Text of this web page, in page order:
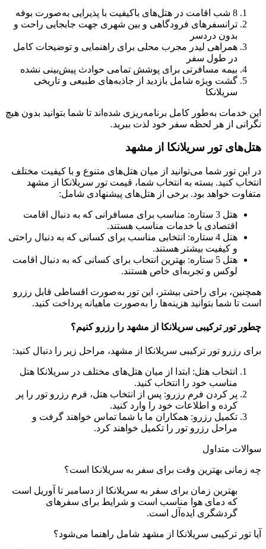
8 شب اقامت در هتل‌های باکیفیت با پذیرایی به‌صورت بوفه
ترانسفرهای فرودگاهی و بین شهری جهت جابجایی راحت و
بدون دردسر
همراهی لیدر مجرب محلی برای راهنمایی و توضیحات کامل
در طول سفر
بیمه مسافرتی برای پوشش تمامی حوادث پیش‌بینی نشده
گشت ویژه شامل بازدید از جاذبه‌های طبیعی و تاریخی
سریلانکا
این خدمات به‌طور کامل برنامه‌ریزی شده‌اند تا شما بتوانید بدون هیچ
نگرانی از هر لحظه سفر خود لذت ببرید.
هتل‌های تور سریلانکا از مشهد
در این تور شما می‌توانید از میان هتل‌های متنوع و با کیفیت مختلف
انتخاب کنید. بسته به انتخاب شما، قیمت تور سریلانکا از مشهد
متفاوت خواهد بود. برخی از هتل‌های پیشنهادی شامل:
هتل 3 ستاره: مناسب برای مسافرانی که به دنبال اقامت
اقتصادی با خدمات مناسب هستند.
هتل 4 ستاره: انتخابی مناسب برای کسانی که به دنبال راحتی
و کیفیت بیشتر هستند.
هتل 5 ستاره: بهترین انتخاب برای کسانی که به دنبال اقامت
لوکس و تجربه‌ای خاص هستند.
همچنین، برای راحتی بیشتر، این تور به‌صورت اقساطی قابل رزرو
است تا شما بتوانید هزینه‌ها را به‌صورت ماهیانه پرداخت کنید.
چطور تور ترکیبی سریلانکا از مشهد را رزرو کنیم؟
برای رزرو تور ترکیبی سریلانکا از مشهد، مراحل زیر را دنبال کنید:
انتخاب هتل: ابتدا از میان هتل‌های مختلف در سریلانکا هتل
مناسب خود را انتخاب کنید.
پر کردن فرم رزرو: پس از انتخاب هتل، فرم رزرو تور را پر
کرده و اطلاعات خود را وارد کنید.
تکمیل رزرو: همکاران ما با شما تماس خواهند گرفت و
مراحل رزرو تور را تکمیل خواهند کرد.
سوالات متداول
چه زمانی بهترین وقت برای سفر به سریلانکا است؟
بهترین زمان برای سفر به سریلانکا از دسامبر تا آوریل است
که دمای هوا مناسب است و شرایط برای سفرهای
گردشگری ایده‌آل است.
آیا تور ترکیبی سریلانکا از مشهد شامل راهنما می‌شود؟